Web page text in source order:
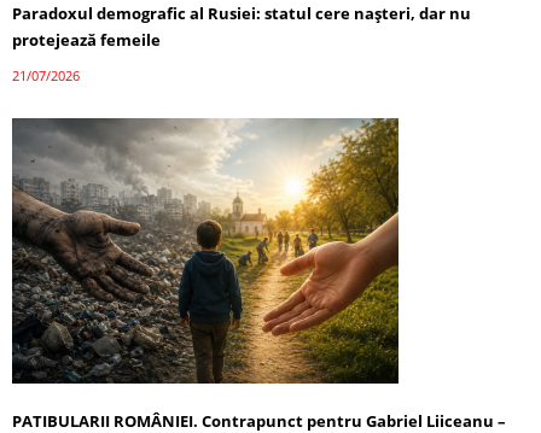
Paradoxul demografic al Rusiei: statul cere nașteri, dar nu
protejează femeile
21/07/2026
PATIBULARII ROMÂNIEI. Contrapunct pentru Gabriel Liiceanu –